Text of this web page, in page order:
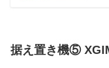
据え置き機⑤